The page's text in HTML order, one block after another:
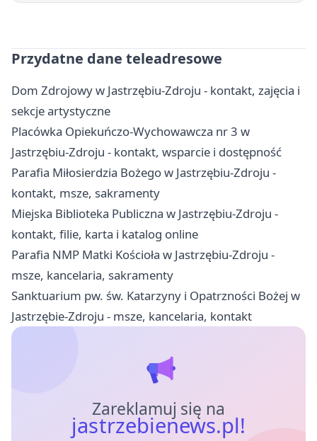
Przydatne dane teleadresowe
Dom Zdrojowy w Jastrzębiu-Zdroju - kontakt, zajęcia i
sekcje artystyczne
Placówka Opiekuńczo-Wychowawcza nr 3 w
Jastrzębiu-Zdroju - kontakt, wsparcie i dostępność
Parafia Miłosierdzia Bożego w Jastrzębiu-Zdroju -
kontakt, msze, sakramenty
Miejska Biblioteka Publiczna w Jastrzębiu-Zdroju -
kontakt, filie, karta i katalog online
Parafia NMP Matki Kościoła w Jastrzębiu-Zdroju -
msze, kancelaria, sakramenty
Sanktuarium pw. św. Katarzyny i Opatrzności Bożej w
Jastrzębie-Zdroju - msze, kancelaria, kontakt
Zareklamuj się na
jastrzebienews.pl!